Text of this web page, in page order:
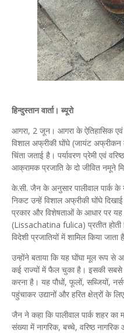
हिन्दुस्तान वार्ता। ब्यूरो
आगरा, 2 जून। आगरा के ऐतिहासिक एवं
विशाल अफ्रीकी घोंघे (जायंट अफ्रीकन
चिंता जताई है। पर्यावरण प्रेमी एवं
आक्रामक प्रजाति के दो जीवित नमूने
के.सी. जैन के अनुसार पालीवाल पार्क
निकट उन्हें विशाल अफ्रीकी घोंघे
प्रकार और विशेषताओं के आधार पर
(Lissachatina fulica) प्रतीत
विदेशी प्रजातियों में शामिल किया जाता
उन्होंने बताया कि यह घोंघा मूल रूप से
कई राज्यों में फैल चुका है। इसकी
करना है। यह पौधों, फूलों, सब्जियों,
पहुंचाकर उद्यानों और हरित क्षेत्रों के
जैन ने कहा कि पालीवाल पार्क शहर का
संख्या में नागरिक, बच्चे, वरिष्ठ